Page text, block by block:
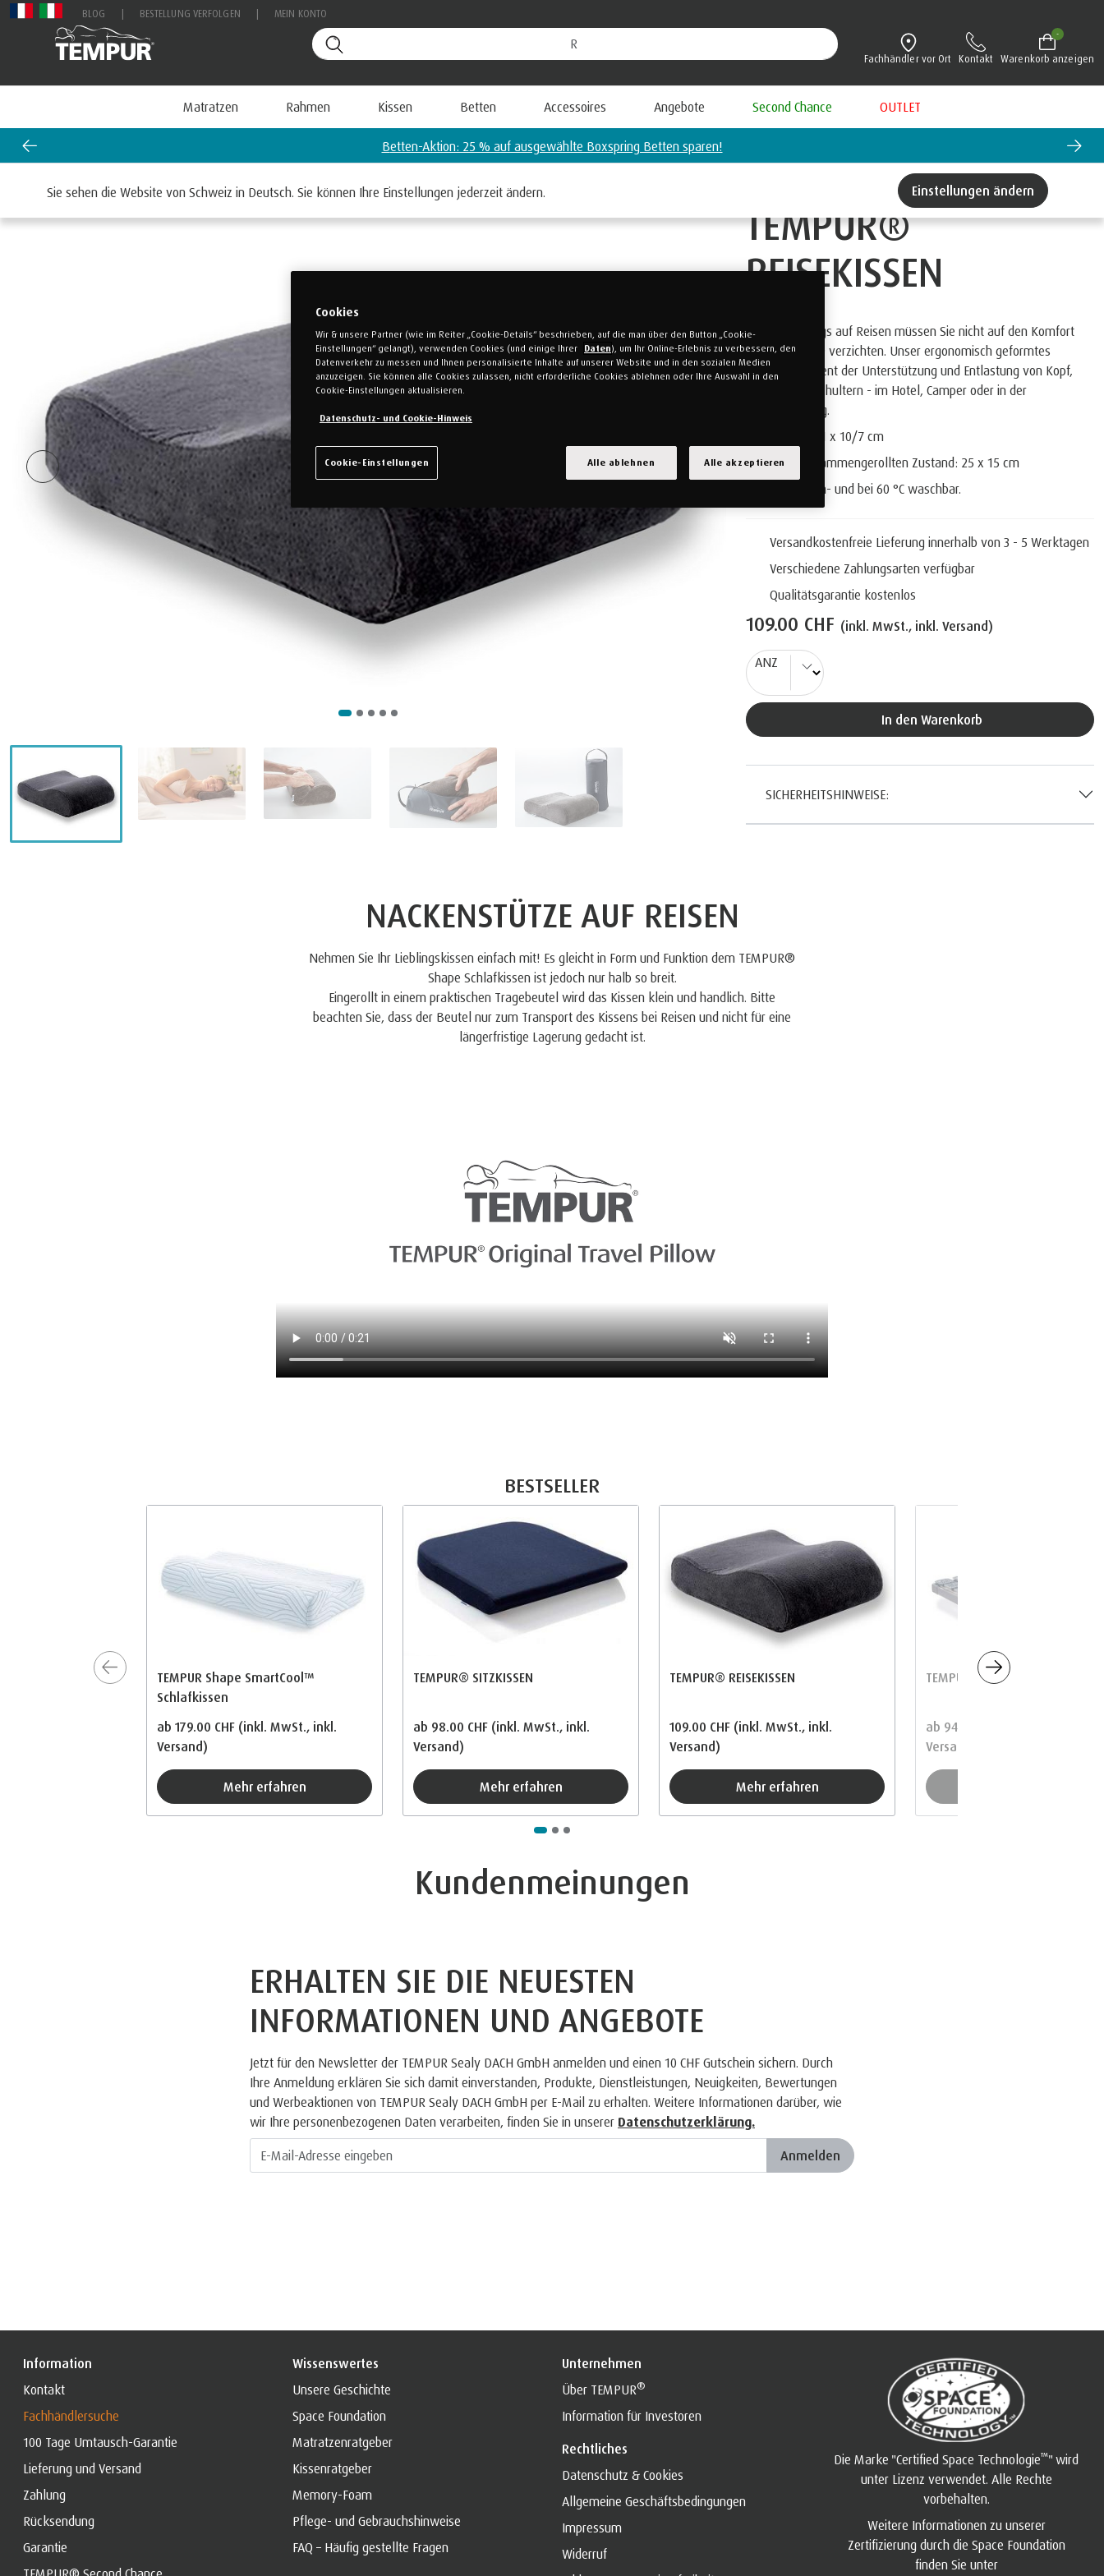
BLOG BESTELLUNG VERFOLGEN MEIN KONTO
Fachhändler vor Ort Kontakt Warenkorb anzeigen
-
Matratzen Rahmen Kissen Betten Accessoires Angebote Second Chance OUTLET
Betten sparen! Matratzen-Aktion: 25 % auf
Sie sehen die Website von Schweiz in Deutsch. Sie können Ihre Einstellungen jederzeit ändern. Einstellungen ändern
TEMPUR®
REISEKISSEN
Auch unterwegs auf Reisen müssen Sie nicht auf den Komfort
von TEMPUR® verzichten. Unser ergonomisch geformtes
Reisekissen dient der Unterstützung und Entlastung von Kopf,
Nacken und Schultern - im Hotel, Camper oder in der
Ferienwohnung.
Grösse: 25 x 31 x 10/7 cm
Grösse im zusammengerollten Zustand: 25 x 15 cm
Bezug abnehm- und bei 60 °C waschbar.
Versandkostenfreie Lieferung innerhalb von 3 - 5 Werktagen
Verschiedene Zahlungsarten verfügbar
Qualitätsgarantie kostenlos
109.00 CHF (inkl. MwSt., inkl. Versand)
ANZ
In den Warenkorb
SICHERHEITSHINWEISE:
NACKENSTÜTZE AUF REISEN
Nehmen Sie Ihr Lieblingskissen einfach mit! Es gleicht in Form und Funktion dem TEMPUR®
Shape Schlafkissen ist jedoch nur halb so breit.
Eingerollt in einem praktischen Tragebeutel wird das Kissen klein und handlich. Bitte
beachten Sie, dass der Beutel nur zum Transport des Kissens bei Reisen und nicht für eine
längerfristige Lagerung gedacht ist.
BESTSELLER
TEMPUR Shape SmartCool™
Schlafkissen
ab 179.00 CHF (inkl. MwSt., inkl.
Versand)
Mehr erfahren
TEMPUR® SITZKISSEN
ab 98.00 CHF (inkl. MwSt., inkl.
Versand)
Mehr erfahren
TEMPUR® REISEKISSEN
109.00 CHF (inkl. MwSt., inkl.
Versand)
Mehr erfahren
TEMPUR® Premium Flex 500
ab 940.00 CHF
Versand)
Kundenmeinungen
ERHALTEN SIE DIE NEUESTEN
INFORMATIONEN UND ANGEBOTE
Jetzt für den Newsletter der TEMPUR Sealy DACH GmbH anmelden und einen 10 CHF Gutschein sichern. Durch
Ihre Anmeldung erklären Sie sich damit einverstanden, Produkte, Dienstleistungen, Neuigkeiten, Bewertungen
und Werbeaktionen von TEMPUR Sealy DACH GmbH per E-Mail zu erhalten. Weitere Informationen darüber, wie
wir Ihre personenbezogenen Daten verarbeiten, finden Sie in unserer Datenschutzerklärung.
Anmelden
Information
Kontakt
Fachhändlersuche
100 Tage Umtausch-Garantie
Lieferung und Versand
Zahlung
Rücksendung
Garantie
Wissenswertes
Unsere Geschichte
Space Foundation
Matratzenratgeber
Kissenratgeber
Memory-Foam
Pflege- und Gebrauchshinweise
FAQ – Häufig gestellte Fragen
Unternehmen
Über TEMPUR®
Information für Investoren
Rechtliches
Datenschutz & Cookies
Allgemeine Geschäftsbedingungen
Impressum
Widerruf
Die Marke "Certified Space Technologie™" wird
unter Lizenz verwendet. Alle Rechte
vorbehalten.
Weitere Informationen zu unserer
Zertifizierung durch die Space Foundation
finden Sie unter
Cookies
Wir & unsere Partner (wie im Reiter „Cookie-Details“ beschrieben, auf die man über den Button „Cookie-
Einstellungen“ gelangt), verwenden Cookies (und einige Ihrer
Daten), um Ihr Online-Erlebnis zu verbessern, den
Datenverkehr zu messen und Ihnen personalisierte Inhalte auf unserer Website und in den sozialen Medien
anzuzeigen. Sie können alle Cookies zulassen, nicht erforderliche Cookies ablehnen oder Ihre Auswahl in den
Cookie-Einstellungen aktualisieren.
Datenschutz- und Cookie-Hinweis
Cookie-Einstellungen Alle ablehnen Alle akzeptieren